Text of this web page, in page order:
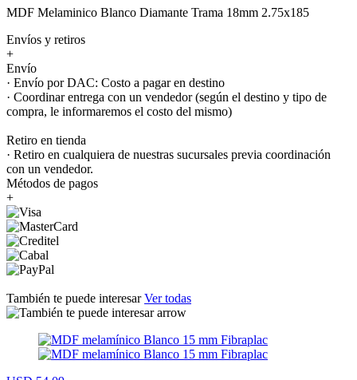
MDF Melaminico Blanco Diamante Trama 18mm 2.75x185
Envíos y retiros
+
Envío
· Envío por DAC: Costo a pagar en destino
· Coordinar entrega con un vendedor (según el destino y tipo de
compra, le informaremos el costo del mismo)
Retiro en tienda
· Retiro en cualquiera de nuestras sucursales previa coordinación
con un vendedor.
Métodos de pagos
+
También te puede interesarVer todas